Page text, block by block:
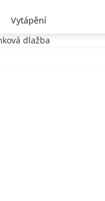
Vytápění
dlažba